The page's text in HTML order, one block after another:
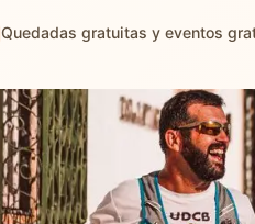
Quedadas gratuitas y eventos